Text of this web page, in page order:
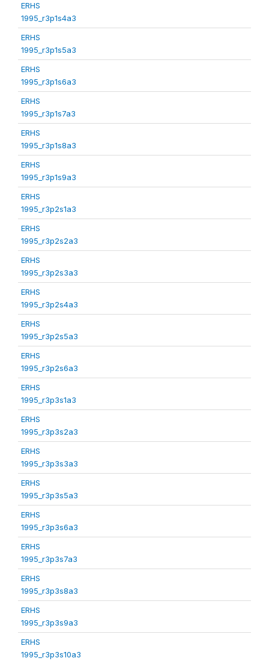
ERHS
1995_r3p1s4a3
ERHS
1995_r3p1s5a3
ERHS
1995_r3p1s6a3
ERHS
1995_r3p1s7a3
ERHS
1995_r3p1s8a3
ERHS
1995_r3p1s9a3
ERHS
1995_r3p2s1a3
ERHS
1995_r3p2s2a3
ERHS
1995_r3p2s3a3
ERHS
1995_r3p2s4a3
ERHS
1995_r3p2s5a3
ERHS
1995_r3p2s6a3
ERHS
1995_r3p3s1a3
ERHS
1995_r3p3s2a3
ERHS
1995_r3p3s3a3
ERHS
1995_r3p3s5a3
ERHS
1995_r3p3s6a3
ERHS
1995_r3p3s7a3
ERHS
1995_r3p3s8a3
ERHS
1995_r3p3s9a3
ERHS
1995_r3p3s10a3